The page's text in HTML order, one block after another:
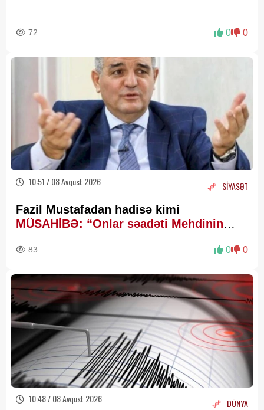
72 0 0
10:51 / 08 Avqust 2026 SİYASƏT
Fazil Mustafadan hadisə kimi
MÜSAHİBƏ: “Onlar səadəti Mehdinin
83 0 0
10:48 / 08 Avqust 2026 DÜNYA